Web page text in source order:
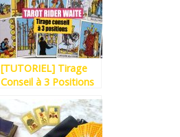
[TUTORIEL] Tirage
Conseil à 3 Positions